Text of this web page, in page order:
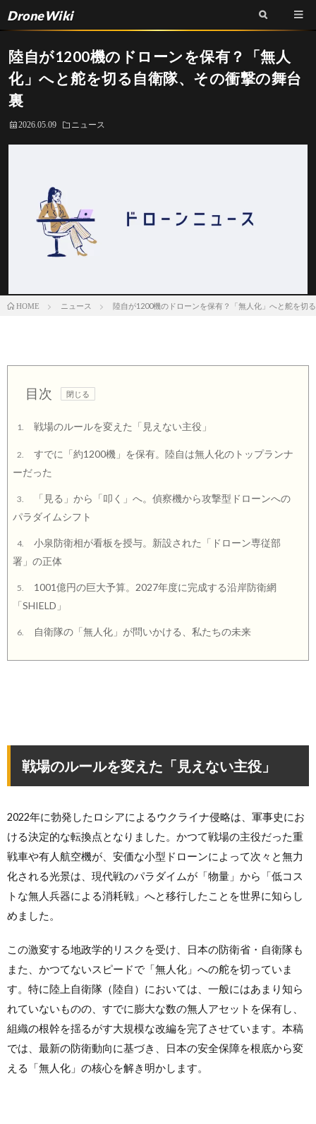
DroneWiki
陸自が1200機のドローンを保有？「無人
化」へと舵を切る自衛隊、その衝撃の舞台
裏
2026.05.09 ニュース
HOME ニュース 陸自が1200機のドローンを保有？「無人化」へと舵を切
目次
1. 戦場のルールを変えた「見えない主役」
2.
すでに「約1200機」を保有。陸自は無人化のトップランナ
ーだった
3.
「見る」から「叩く」へ。偵察機から攻撃型ドローンへの
パラダイムシフト
4.
小泉防衛相が看板を授与。新設された「ドローン専従部
署」の正体
5.
1001億円の巨大予算。2027年度に完成する沿岸防衛網
「SHIELD」
6. 自衛隊の「無人化」が問いかける、私たちの未来
戦場のルールを変えた「見えない主役」
2022年に勃発したロシアによるウクライナ侵略は、軍事史にお
ける決定的な転換点となりました。かつて戦場の主役だった重
戦車や有人航空機が、安価な小型ドローンによって次々と無力
化される光景は、現代戦のパラダイムが「物量」から「低コス
トな無人兵器による消耗戦」へと移行したことを世界に知らし
めました。
この激変する地政学的リスクを受け、日本の防衛省・自衛隊も
また、かつてないスピードで「無人化」への舵を切っていま
す。特に陸上自衛隊（陸自）においては、一般にはあまり知ら
れていないものの、すでに膨大な数の無人アセットを保有し、
組織の根幹を揺るがす大規模な改編を完了させています。本稿
では、最新の防衛動向に基づき、日本の安全保障を根底から変
える「無人化」の核心を解き明かします。